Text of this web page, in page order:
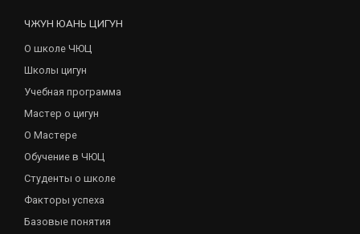
ЧЖУН ЮАНЬ ЦИГУН
О школе ЧЮЦ
Школы цигун
Учебная программа
Мастер о цигун
О Мастере
Обучение в ЧЮЦ
Студенты о школе
Факторы успеха
Базовые понятия